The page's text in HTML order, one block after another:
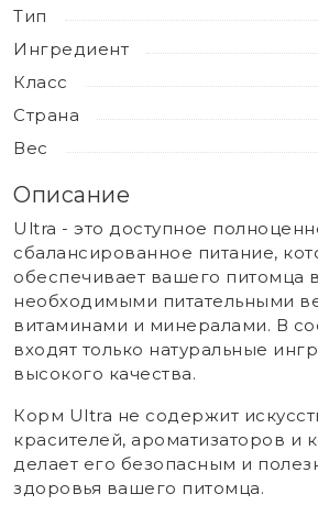
Тип
Ингредиент
Класс
Страна
Вес
Описание
Ultra - это доступное
сбалансированное питание,
обеспечивает вашего питомца
необходимыми питательными
витаминами и минералами. В
входят только натуральные
высокого качества.
Корм Ultra не содержит
красителей, ароматизаторов и
делает его безопасным и
здоровья вашего питомца.